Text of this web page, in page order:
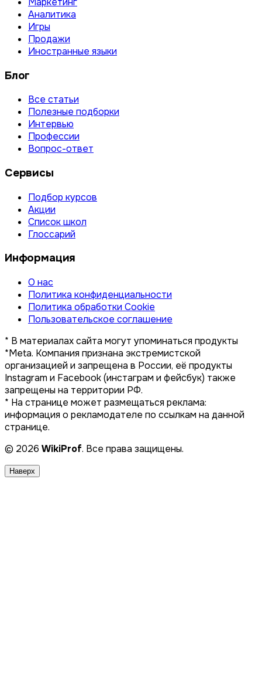
Аналитика
Игры
Продажи
Иностранные языки
Блог
Все статьи
Полезные подборки
Интервью
Профессии
Вопрос-ответ
Сервисы
Подбор курсов
Акции
Список школ
Глоссарий
Информация
О нас
Политика конфиденциальности
Политика обработки Cookie
Пользовательское соглашение
* В материалах сайта могут упоминаться продукты
*Meta. Компания признана экстремистской
организацией и запрещена в России, её продукты
Instagram и Facebook (инстаграм и фейсбук) также
запрещены на территории РФ.
* На странице может размещаться реклама:
информация о рекламодателе по ссылкам на данной
странице.
© 2026 WikiProf. Все права защищены.
Наверх